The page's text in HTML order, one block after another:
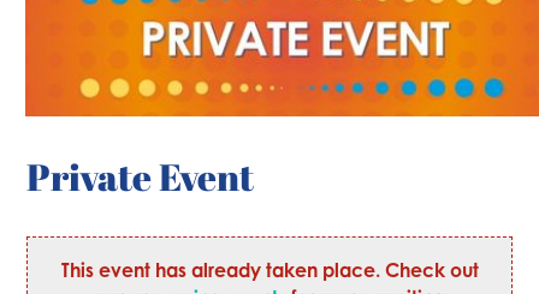
Private Event
This event has already taken place. Check out